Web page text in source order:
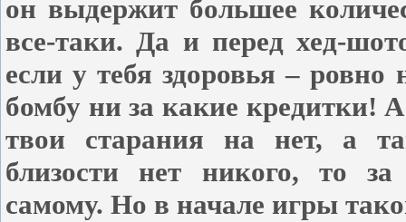
он выдержит большее
все-таки. Да и перед хед-
если у тебя здоровья –
бомбу ни за какие кредитки!
твои старания на нет, а
близости нет никого, то за
самому. Но в начале игры